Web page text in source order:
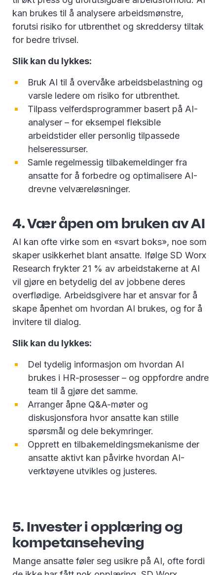
kan brukes til å analysere arbeidsmønstre,
forutsi risiko for utbrenthet og skreddersy tiltak
for bedre trivsel.
Slik kan du lykkes:
Bruk AI til å overvåke arbeidsbelastning og
varsle ledere om risiko for utbrenthet.
Tilpass velferdsprogrammer basert på AI-
analyser – for eksempel fleksible
arbeidstider eller personlig tilpassede
helseressurser.
Samle regelmessig tilbakemeldinger fra
ansatte for å forbedre og optimalisere AI-
drevne velværeløsninger.
4. Vær åpen om bruken av AI
AI kan ofte virke som en «svart boks», noe som
skaper usikkerhet blant ansatte. Ifølge SD Worx
Research frykter 21 % av arbeidstakerne at AI
vil gjøre en betydelig del av jobbene deres
overflødige. Arbeidsgivere har et ansvar for å
skape åpenhet om hvordan AI brukes, og for å
invitere til dialog.
Slik kan du lykkes:
Del tydelig informasjon om hvordan AI
brukes i HR-prosesser – og oppfordre andre
team til å gjøre det samme.
Arranger åpne Q&A-møter og
diskusjonsfora hvor ansatte kan stille
spørsmål og dele bekymringer.
Opprett en tilbakemeldingsmekanisme der
ansatte aktivt kan påvirke hvordan AI-
verktøyene utvikles og justeres.
5. Invester i opplæring og
kompetanseheving
Mange ansatte føler seg usikre på AI, ofte fordi